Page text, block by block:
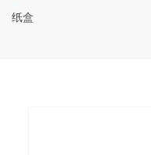
纸盒